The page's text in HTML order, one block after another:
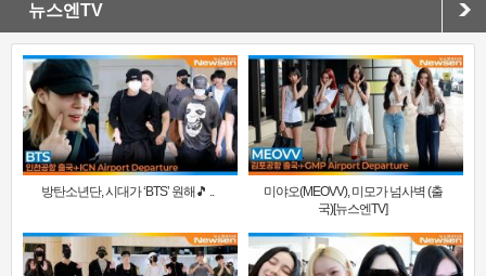
뉴스엔TV
방탄소년단, 시대가 ‘BTS’ 원해🎵 ..
미야오(MEOVV), 미모가 넘사벽 (출
국)[뉴스엔TV]